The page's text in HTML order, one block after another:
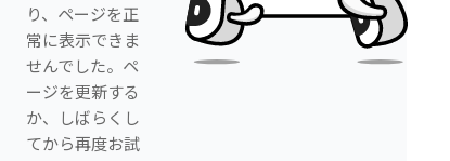
り、ページを正
常に表示できま
せんでした。ペ
ージを更新する
か、しばらくし
てから再度お試